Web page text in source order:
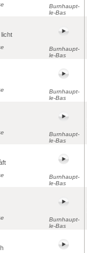
Burnhaupt-
le-Bas
Burnhaupt-
le-Bas
Burnhaupt-
le-Bas
Burnhaupt-
le-Bas
Burnhaupt-
le-Bas
Burnhaupt-
le-Bas